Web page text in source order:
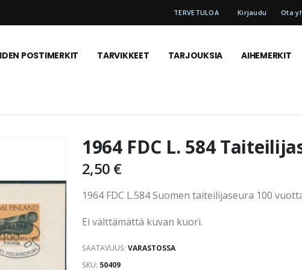
TERVETULOA Kirjaudu Ota
POSTIMERKIT TARVIKKEET TARJOUKSIA AIHEMERKIT
1964 FDC L. 584
2,50 €
1964 FDC L.584 Suomen taiteilijaseura 100
Ei välttämättä kuvan kuori.
SAATAVUUS: VARASTOSSA
SKU 50409